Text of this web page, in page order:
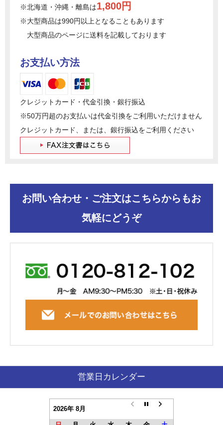
※北海道・沖縄・離島は1,800円
※大型商品は990円以上となることもあります
大型商品のページに送料を記載しております
お支払い方法
クレジットカード・代金引換・銀行振込
※50万円超のお支払いは代金引換をご利用いただけません
クレジットカード、または、銀行振込をご利用ください
お問い合わせ・ご注文はこちらからもお
気軽にどうぞ
営業日カレンダー
2026年 8月